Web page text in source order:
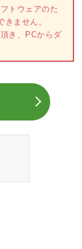
トウェアのた
ません。
き、PCからダ